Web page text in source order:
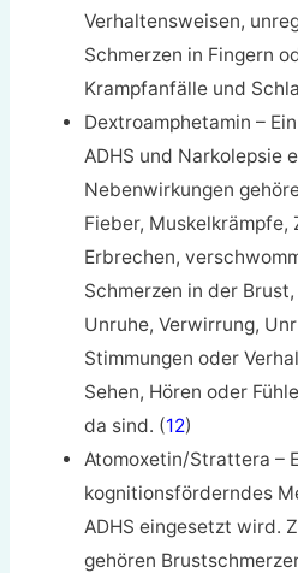
Verhaltensweisen,
Schmerzen in Fingern
Krampfanfälle und
Dextroamphetamin –
ADHS und Narkolepsie
Nebenwirkungen
Fieber, Muskelkrämpfe,
Erbrechen,
Schmerzen in der
Unruhe, Verwirrung,
Stimmungen oder
Sehen, Hören oder
da sind. (12)
Atomoxetin/Strattera –
kognitionsförderndes
ADHS eingesetzt wird.
gehören